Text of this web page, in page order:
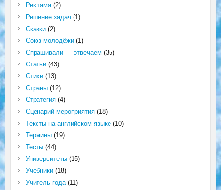
Реклама(2)
Решение задач (1)
Сказки(2)
Союз молодёжи(1)
Спрашивали — отвечаем (35)
Статьи(43)
Стихи(13)
Страны(12)
Стратегия(4)
Сценарий мероприятия(18)
Тексты на английском языке(10)
Термины(19)
Тесты(44)
Университеты(15)
Учебники(18)
Учитель года(11)